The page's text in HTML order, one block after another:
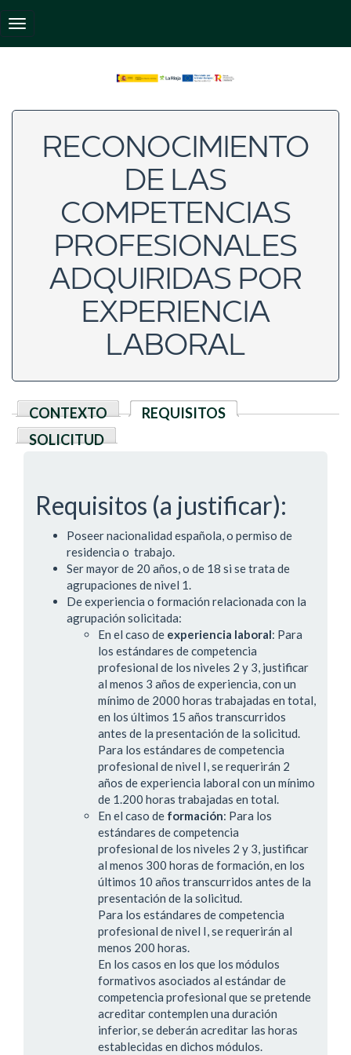
Pasar
al
contenido
Toggle navigation
RECONOCIMIENTO
DE LAS
COMPETENCIAS
PROFESIONALES
ADQUIRIDAS POR
EXPERIENCIA
LABORAL
CONTEXTO REQUISITOS (solapa activa)
SOLICITUD
Requisitos (a justificar):
Poseer nacionalidad española, o permiso de
residencia o trabajo.
Ser mayor de 20 años, o de 18 si se trata de
agrupaciones de nivel 1.
De experiencia o formación relacionada con la
agrupación solicitada:
En el caso de experiencia laboral: Para
los estándares de competencia
profesional de los niveles 2 y 3, justificar
al menos 3 años de experiencia, con un
mínimo de 2000 horas trabajadas en total,
en los últimos 15 años transcurridos
antes de la presentación de la solicitud.
Para los estándares de competencia
profesional de nivel I, se requerirán 2
años de experiencia laboral con un mínimo
de 1.200 horas trabajadas en total.
En el caso de formación: Para los
estándares de competencia
profesional de los niveles 2 y 3, justificar
al menos 300 horas de formación, en los
últimos 10 años transcurridos antes de la
presentación de la solicitud.
Para los estándares de competencia
profesional de nivel I, se requerirán al
menos 200 horas.
En los casos en los que los módulos
formativos asociados al estándar de
competencia profesional que se pretende
acreditar contemplen una duración
inferior, se deberán acreditar las horas
establecidas en dichos módulos.